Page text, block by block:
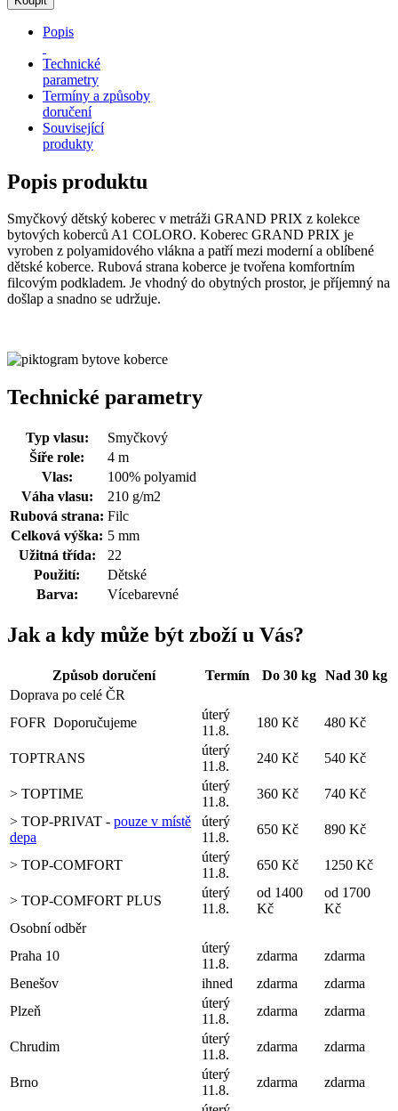
Popis
Technické
parametry
Termíny a způsoby
doručení
Související
produkty
Popis produktu
Smyčkový dětský koberec v metráži GRAND PRIX z kolekce
bytových koberců A1 COLORO. Koberec GRAND PRIX je
vyroben z polyamidového vlákna a patří mezi moderní a oblíbené
dětské koberce. Rubová strana koberce je tvořena komfortním
filcovým podkladem. Je vhodný do obytných prostor, je příjemný na
došlap a snadno se udržuje.
Technické parametry
Typ vlasu:
Smyčkový
Šíře role:
4 m
Vlas:
100% polyamid
Váha vlasu:
210 g/m2
Rubová strana: Filc
Celková výška: 5 mm
Užitná třída:
22
Použití:
Dětské
Barva:
Vícebarevné
Jak a kdy může být zboží u Vás?
Způsob doručení Termín Do 30 kg
Nad 30 kg
Doprava po celé ČR
FOFR Doporučujeme
úterý
11.8.
180 Kč 480 Kč
TOPTRANS
úterý
11.8.
240 Kč 540 Kč
> TOPTIME
úterý
11.8.
360 Kč
740 Kč
> TOP-PRIVAT - pouze v místě
depa
úterý
11.8.
650 Kč 890 Kč
> TOP-COMFORT
úterý
11.8.
650 Kč 1250 Kč
> TOP-COMFORT PLUS
úterý
11.8.
od 1400
Kč
od 1700
Kč
Osobní odběr
Praha 10
úterý
11.8.
zdarma
zdarma
Benešov
ihned zdarma
zdarma
Plzeň
úterý
11.8.
zdarma zdarma
Chrudim
úterý
11.8.
zdarma zdarma
Brno
úterý
11.8.
zdarma zdarma